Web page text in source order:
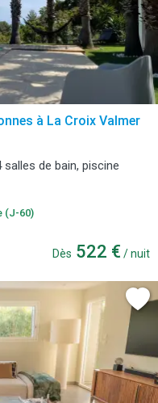
à La Croix Valmer
de bain, piscine
(J-60)
Dès 522 € / nuit